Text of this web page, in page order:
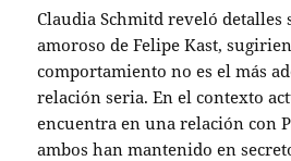
Claudia Schmitd reveló detalles
amoroso de Felipe Kast,
comportamiento no es el más
relación seria.En el contexto
encuentra en una relación con
ambos han mantenido en